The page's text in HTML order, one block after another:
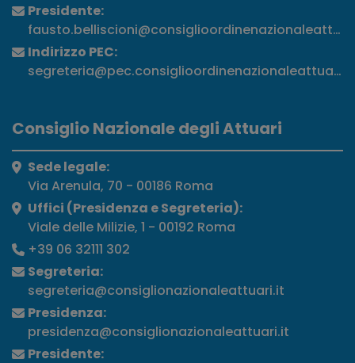
Presidente:
Indirizzo PEC:
segreteria@pec.consiglioordinenazionaleattuari.it
Consiglio Nazionale degli Attuari
Sede legale:
Via Arenula, 70 - 00186 Roma
Uffici (Presidenza e Segreteria):
Viale delle Milizie, 1 - 00192 Roma
+39 06 32111 302
Segreteria:
segreteria@consiglionazionaleattuari.it
Presidenza:
presidenza@consiglionazionaleattuari.it
Presidente: